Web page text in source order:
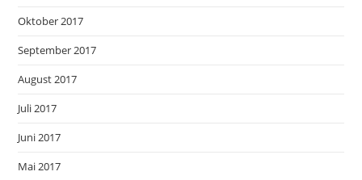
Oktober 2017
September 2017
August 2017
Juli 2017
Juni 2017
Mai 2017